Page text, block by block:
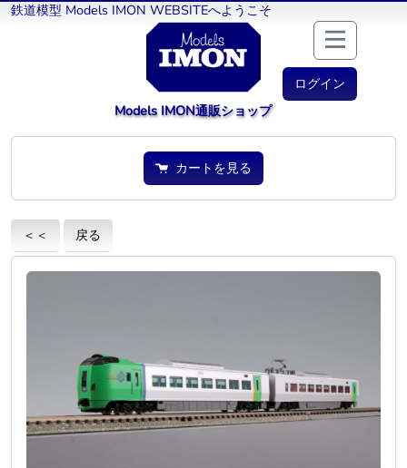
鉄道模型 Models IMON WEBSITEへようこそ
ログイン
Models IMON通販ショップ
カートを見る
＜＜ 戻る